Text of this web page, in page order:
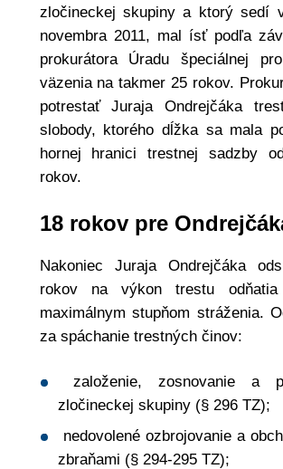
zločineckej skupiny a ktorý sedí
novembra 2011, mal ísť podľa
prokurátora Úradu špeciálnej
väzenia na takmer 25 rokov.
potrestať Juraja Ondrejčáka
slobody, ktorého dĺžka sa mala
hornej hranici trestnej sadzby
rokov.
18 rokov pre
Nakoniec Juraja Ondrejčáka
rokov na výkon trestu
maximálnym stupňom stráženia.
za spáchanie trestných činov:
založenie, zosnovanie a
zločineckej skupiny (§ 296 TZ);
nedovolené ozbrojovanie a
zbraňami (§ 294-295 TZ);